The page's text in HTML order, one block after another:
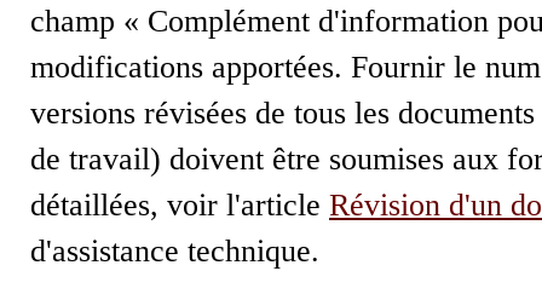
champ « Complément d'information
modifications apportées. Fournir le
versions révisées de tous les
de travail) doivent être soumises aux
détaillées, voir l'article Révision d'un
d'assistance technique.